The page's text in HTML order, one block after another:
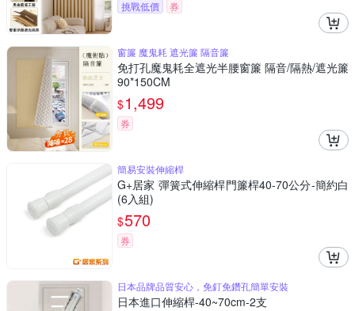
挑戰低價 券
窗簾 魔鬼耗 遮光簾 隔音簾
免打孔魔鬼耗全遮光半腰窗簾 隔音/隔熱/遮光簾
90*150CM
$1,499
券
簡易安裝伸縮桿
G+居家 彈簧式伸縮桿門簾桿40-70公分-簡約白
(6入組)
$570
券
日本品牌品質安心，免釘免鑽孔簡單安裝
日本進口伸縮桿-40~70cm-2支